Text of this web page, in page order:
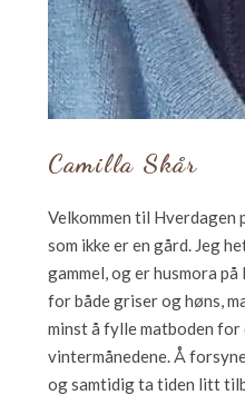
Camilla Skår
Velkommen til Hverdagen
som ikke er en gård. Jeg
gammel, og er husmora
for både griser og høns,
minst å fylle matboden for
vintermånedene. Å
og samtidig ta tiden litt